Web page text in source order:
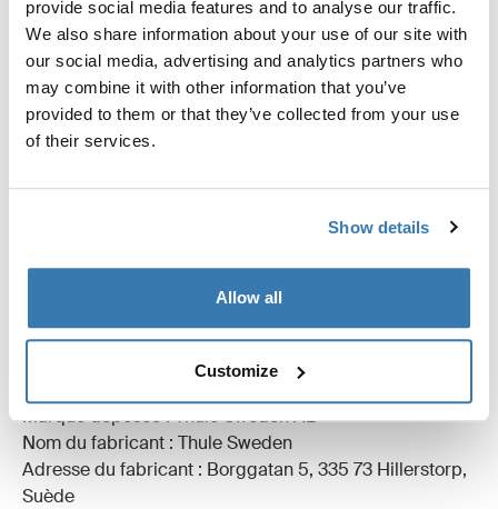
provide social media features and to analyse our traffic.
We also share information about your use of our site with
our social media, advertising and analytics partners who
may combine it with other information that you’ve
provided to them or that they’ve collected from your use
of their services.
Show details
Allow all
Customize
Toggle features
Toutes les caractéristiques
Informations de fabrication
Marque déposée : Thule Sweden AB
Nom du fabricant : Thule Sweden
Adresse du fabricant : Borggatan 5, 335 73 Hillerstorp,
Suède